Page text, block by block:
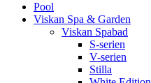
Pool
Viskan Spa & Garden
Viskan Spabad
S-serien
V-serien
Stilla